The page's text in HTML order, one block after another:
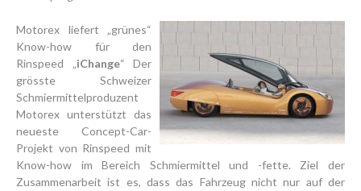
Motorex liefert „grünes“
Know-how für den
Rinspeed „iChange“ Der
grösste Schweizer
Schmiermittelproduzent
Motorex unterstützt das
neueste Concept-Car-
Projekt von Rinspeed mit
Know-how im Bereich Schmiermittel und -fette. Ziel der
Zusammenarbeit ist es, dass das Fahrzeug nicht nur auf der